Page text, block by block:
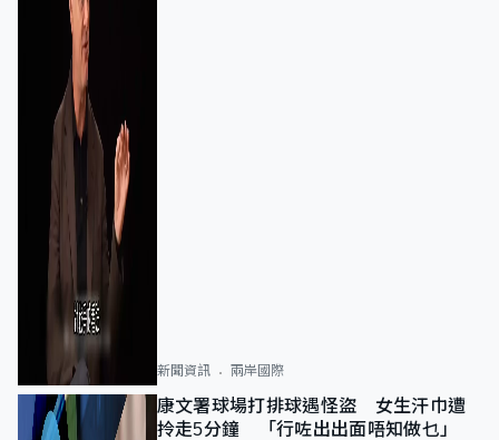
新聞資訊 兩岸國際
康文署球場打排球遇怪盜 女生汗巾遭
拎走5分鐘 「行咗出出面唔知做乜」